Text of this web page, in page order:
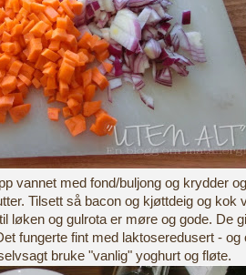
vannet med fond/buljong og krydder
Tilsett så bacon og kjøttdeig og kok
løken og gulrota er møre og gode. De
fungerte fint med laktoseredusert - og
bruke "vanlig" yoghurt og fløte.